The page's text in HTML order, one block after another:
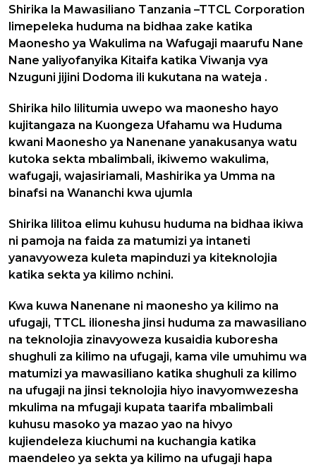
Shirika la Mawasiliano Tanzania –TTCL Corporation
limepeleka huduma na bidhaa zake katika
Maonesho ya Wakulima na Wafugaji maarufu Nane
Nane yaliyofanyika Kitaifa katika Viwanja vya
Nzuguni jijini Dodoma ili kukutana na wateja .
Shirika hilo lilitumia uwepo wa maonesho hayo
kujitangaza na Kuongeza Ufahamu wa Huduma
kwani Maonesho ya Nanenane yanakusanya watu
kutoka sekta mbalimbali, ikiwemo wakulima,
wafugaji, wajasiriamali, Mashirika ya Umma na
binafsi na Wananchi kwa ujumla
Shirika lilitoa elimu kuhusu huduma na bidhaa ikiwa
ni pamoja na faida za matumizi ya intaneti
yanavyoweza kuleta mapinduzi ya kiteknolojia
katika sekta ya kilimo nchini.
Kwa kuwa Nanenane ni maonesho ya kilimo na
ufugaji, TTCL ilionesha jinsi huduma za mawasiliano
na teknolojia zinavyoweza kusaidia kuboresha
shughuli za kilimo na ufugaji, kama vile umuhimu wa
matumizi ya mawasiliano katika shughuli za kilimo
na ufugaji na jinsi teknolojia hiyo inavyomwezesha
mkulima na mfugaji kupata taarifa mbalimbali
kuhusu masoko ya mazao yao na hivyo
kujiendeleza kiuchumi na kuchangia katika
maendeleo ya sekta ya kilimo na ufugaji hapa